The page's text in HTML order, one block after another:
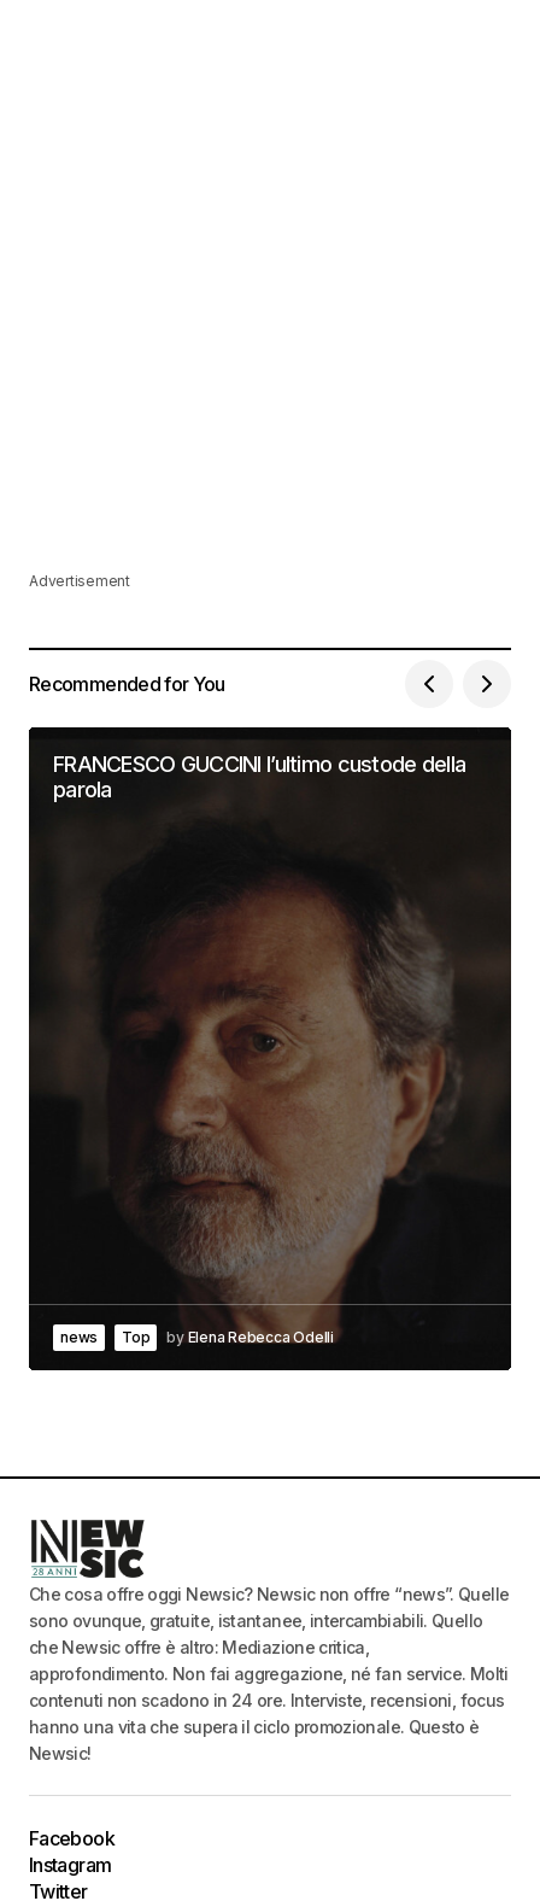
Advertisement
Recommended for You
FRANCESCO GUCCINI l’ultimo custode della
parola
news Top by Elena Rebecca Odelli
Che cosa offre oggi Newsic? Newsic non offre “news”. Quelle
sono ovunque, gratuite, istantanee, intercambiabili. Quello
che Newsic offre è altro: Mediazione critica,
approfondimento. Non fai aggregazione, né fan service. Molti
contenuti non scadono in 24 ore. Interviste, recensioni, focus
hanno una vita che supera il ciclo promozionale. Questo è
Newsic!
Facebook
Instagram
Twitter